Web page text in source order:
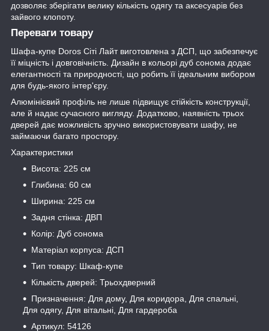
дозволяє зберігати велику кількість одягу та аксесуарів без
зайвого клопоту.
Переваги товару
Шафа-купе Doros Сіті Лайт виготовлена з ДСП, що забезпечує
її міцність і довговічність. Дизайн в кольорі дуб сонома додає
елегантності та природності, що робить її ідеальним вибором
для будь-якого інтер'єру.
Алюмінієвий профіль не лише підвищує стійкість конструкції,
але й надає сучасного вигляду. Додатково, наявність трьох
дверей дає можливість зручно використовувати шафу, не
займаючи багато простору.
Характеристики
Висота: 225 см
Глибина: 60 см
Ширина: 225 см
Задня стінка: ДВП
Колір: Дуб сонома
Матеріал корпуса: ДСП
Тип товару: Шкаф-купе
Кількість дверей: Трьохдверний
Призначення: Для дому, Для коридора, Для спальні,
Для одягу, Для вітальні, Для гардероба
Артикул: 54126